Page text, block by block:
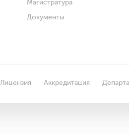
Магистратура
Документы
Лицензия Аккредитация